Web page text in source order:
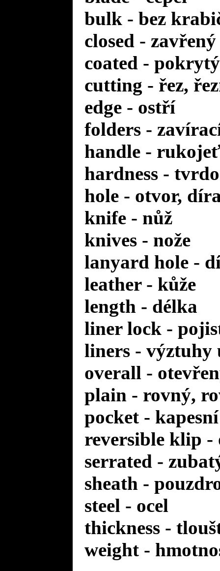
bulk - bez
closed - zavřený
coated -
cutting - řez,
edge - ostří
folders -
handle -
hardness -
hole - otvor,
knife - nůž
knives - nože
lanyard hole -
leather - kůže
length - délka
liner lock -
liners -
overall -
plain - rovný,
pocket - kapesní
reversible klip
serrated -
sheath -
steel - ocel
thickness -
weight -